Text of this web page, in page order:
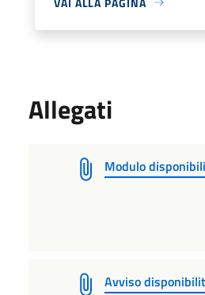
Allegati
Modulo
Avviso